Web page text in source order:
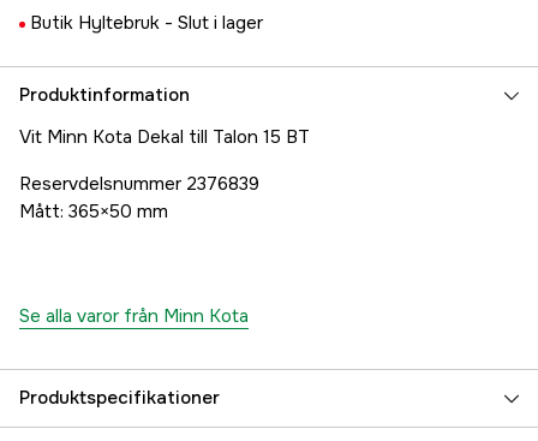
Butik Hyltebruk - Slut i lager
Produktinformation
Vit Minn Kota Dekal till Talon 15 BT
Reservdelsnummer 2376839
Mått: 365×50 mm
Se alla varor från Minn Kota
Produktspecifikationer